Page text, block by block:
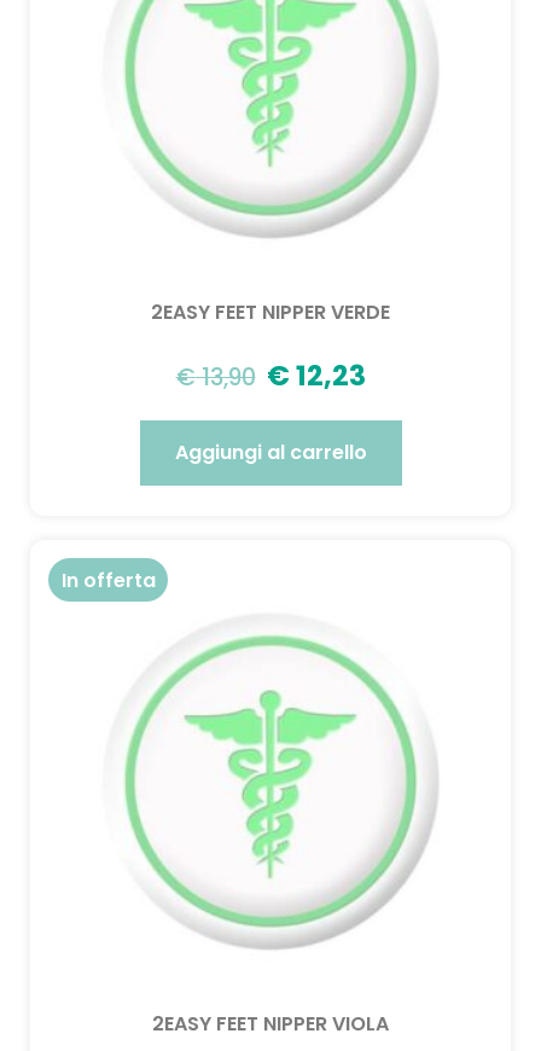
2EASY FEET NIPPER VERDE
€13,90 €12,23
Aggiungi al carrello
In offerta
2EASY FEET NIPPER VIOLA